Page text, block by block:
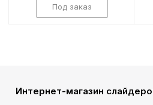
Под заказ
Интернет-магазин